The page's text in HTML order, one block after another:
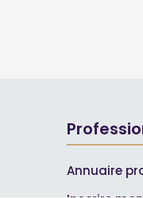
Annuaire